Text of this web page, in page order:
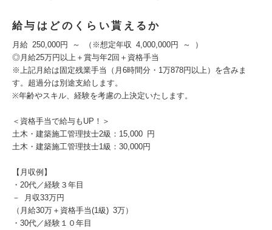
給与はどのくらい貰えるか
月給 250,000円 ～ （※想定年収 4,000,000円 ～ ）
◎月給25万円以上＋賞与年2回＋資格手当
※上記月給は固定残業手当（月6時間分・1万878円以上）を含みま
す。超過分は別途支給します。
※年齢やスキル、経験を考慮の上決定いたします。
＜資格手当で給与もUP！＞
土木・建築施工管理技士2級：15,000 円
土木・建築施工管理技士1級：30,000円
【月収例】
・20代／経験３年目
－ 月収33万円
（月給30万＋資格手当(1級) 3万）
・30代／経験１０年目